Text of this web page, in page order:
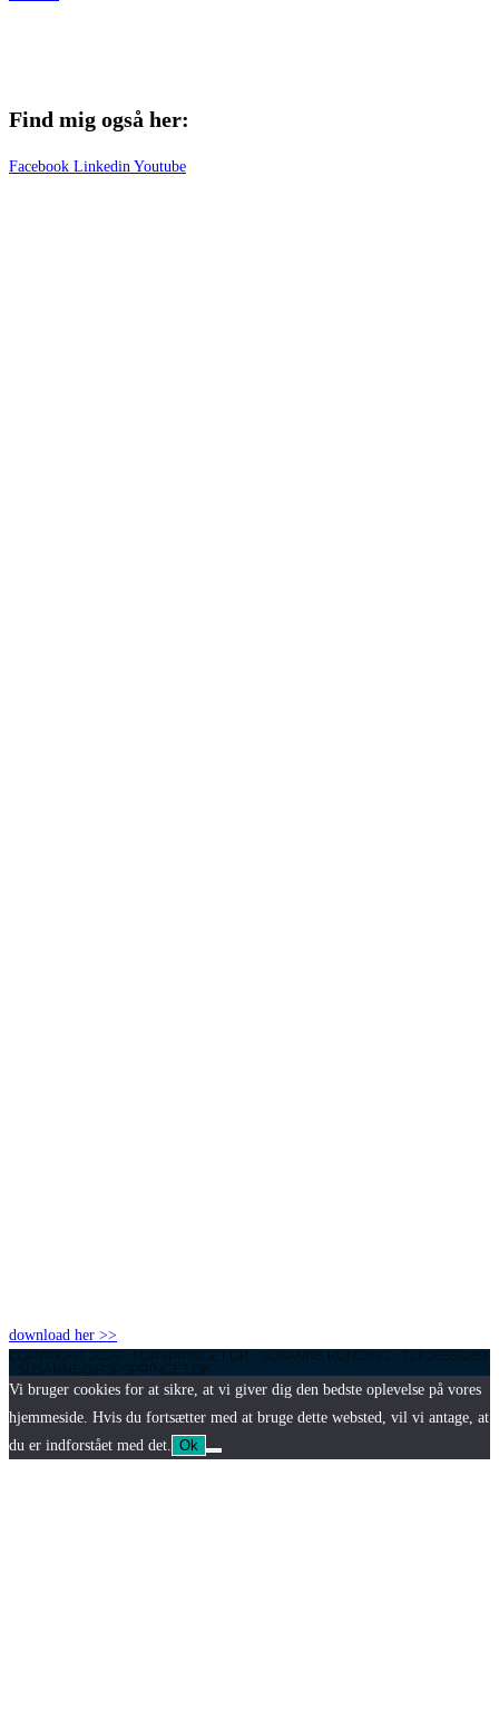
Find mig også her:
Facebook Linkedin Youtube
download her >>
COPYRIGHT 2026 - FORSPRINGET.DK - SUSANNE KUNDING - TLF:26536239
- SUSANNE@FORSPRINGET.DK
Vi bruger cookies for at sikre, at vi giver dig den bedste oplevelse på vores
hjemmeside. Hvis du fortsætter med at bruge dette websted, vil vi antage, at
du er indforstået med det. Ok